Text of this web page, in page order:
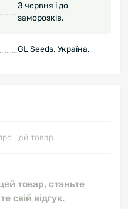
З червня і до
заморозків.
GL Seeds. Україна.
цей товар.
товар, станьте
свій відгук.